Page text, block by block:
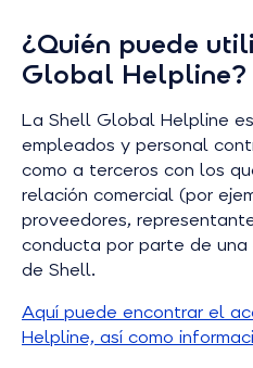
¿Quién puede
Global Helpline?
La Shell Global Helpline
empleados y personal
como a terceros con los
relación comercial (por
proveedores,
conducta por parte de una
de Shell.
Aquí puede encontrar el
Helpline, así como